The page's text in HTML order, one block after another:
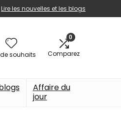
Lire les nouvelles et les blogs
souhaits
0
Comparez
Affaire du
jour